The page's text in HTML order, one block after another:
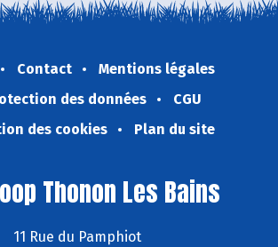
Contact
Mentions légales
des données
CGU
des cookies
Plan du site
Thonon Les Bains
11 Rue du Pamphiot